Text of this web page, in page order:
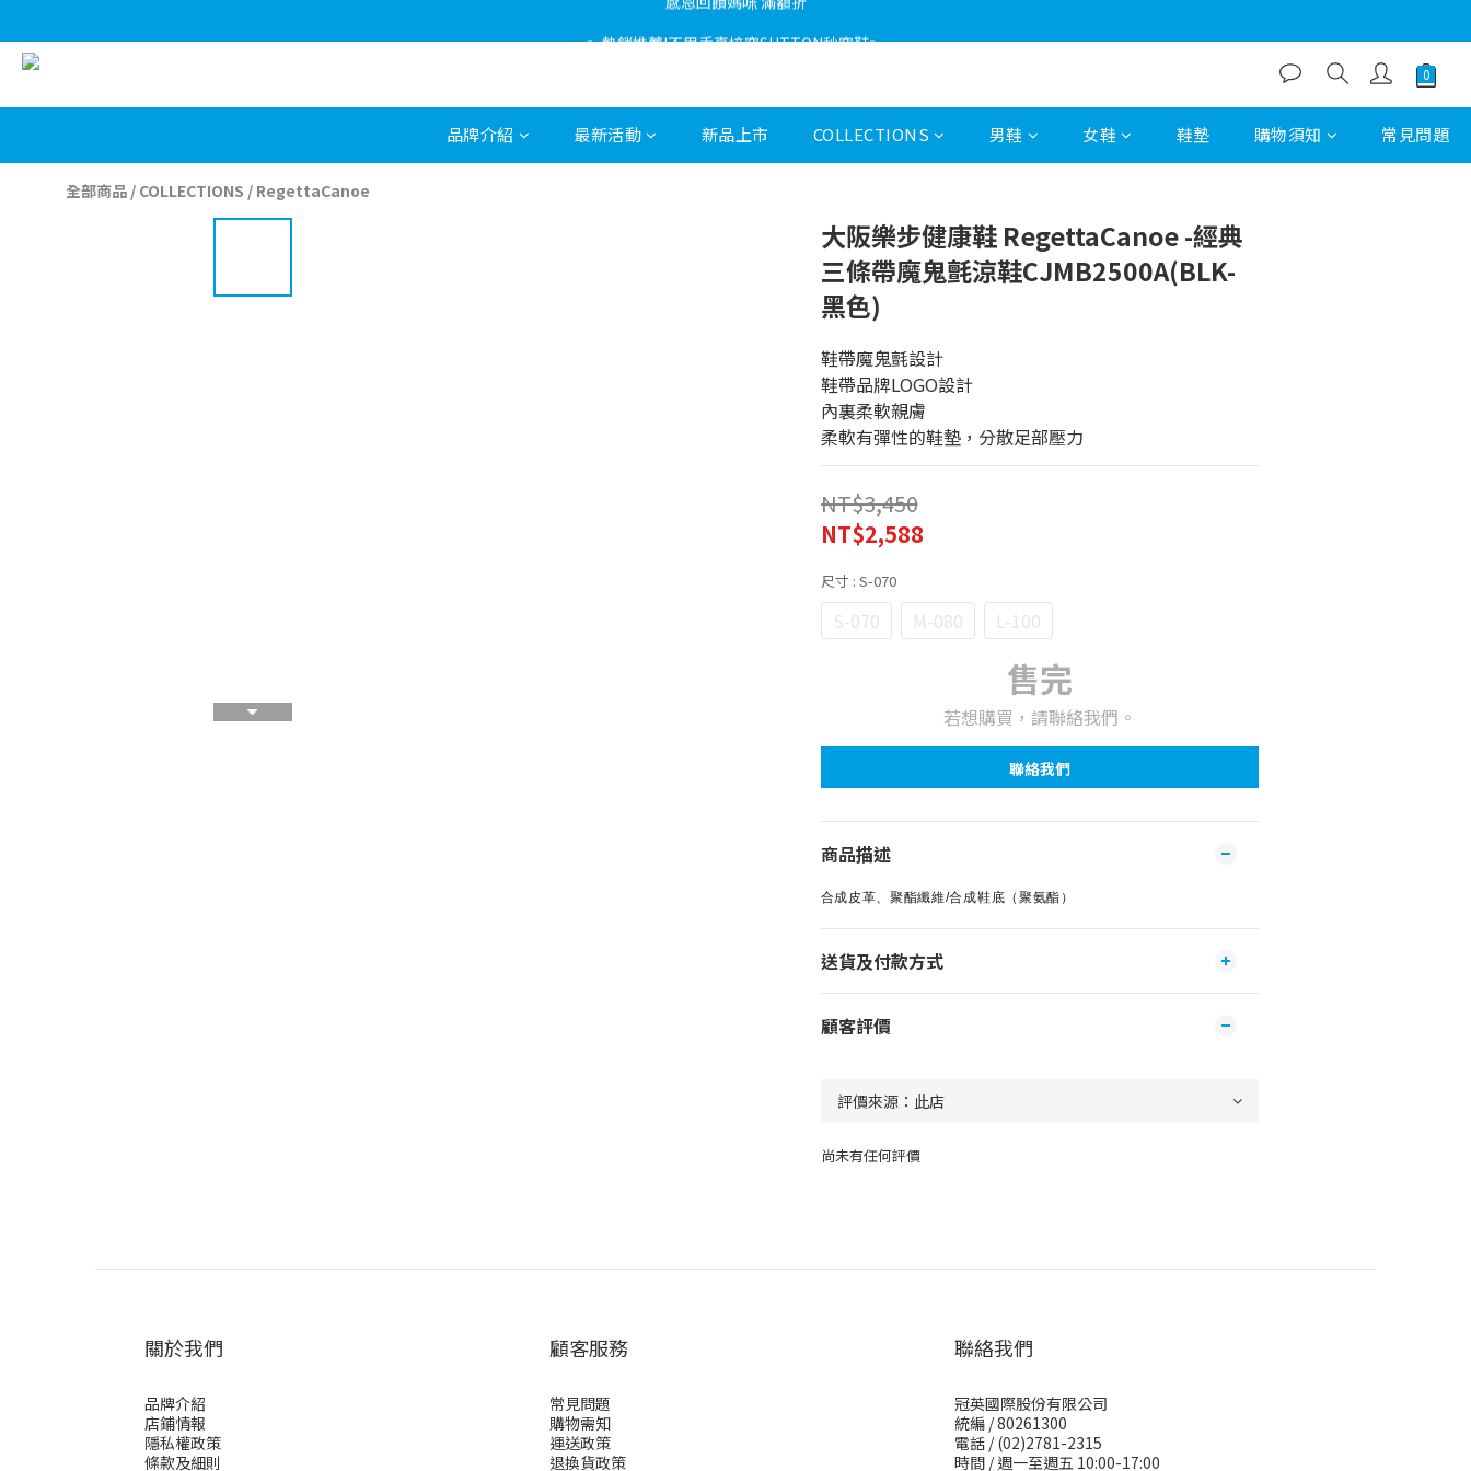
品牌介紹 最新活動 新品上市 COLLECTIONS 男鞋 女鞋 鞋墊 購物須知 常見問題
全部商品 / COLLECTIONS / RegettaCanoe
大阪樂步健康鞋 RegettaCanoe -經典
三條帶魔鬼氈涼鞋CJMB2500A(BLK-
黑色)
鞋帶魔鬼氈設計
鞋帶品牌LOGO設計
內裏柔軟親膚
柔軟有彈性的鞋墊，分散足部壓力
NT$3,450
NT$2,588
尺寸 : S-070
S-070 M-080 L-100
售完
若想購買，請聯絡我們。
聯絡我們
商品描述
合成皮革、聚酯纖維/合成鞋底（聚氨酯）
送貨及付款方式
顧客評價
尚未有任何評價
關於我們
品牌介紹
店鋪情報
隱私權政策
條款及細則
顧客服務
常見問題
購物需知
運送政策
退換貨政策
聯絡我們
冠英國際股份有限公司
統編 / 80261300
電話 / (02)2781-2315
時間 / 週一至週五 10:00-17:00